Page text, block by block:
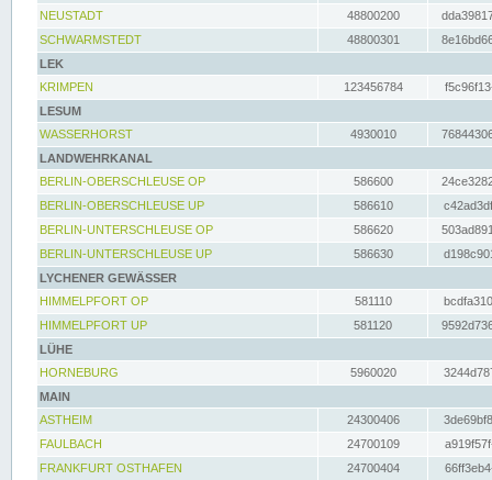
NEUSTADT
48800200
SCHWARMSTEDT
48800301
LEK
KRIMPEN
123456784
LESUM
WASSERHORST
4930010
LANDWEHRKANAL
BERLIN-OBERSCHLEUSE OP
586600
BERLIN-OBERSCHLEUSE UP
586610
BERLIN-UNTERSCHLEUSE OP
586620
BERLIN-UNTERSCHLEUSE UP
586630
LYCHENER GEWÄSSER
HIMMELPFORT OP
581110
HIMMELPFORT UP
581120
LÜHE
HORNEBURG
5960020
MAIN
ASTHEIM
24300406
FAULBACH
24700109
FRANKFURT OSTHAFEN
24700404